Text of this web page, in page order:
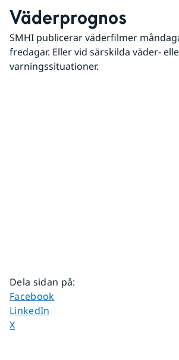
Väderprognos
SMHI publicerar väderfilmer
fredagar. Eller vid särskilda väder-
varningssituationer.
Dela sidan på:
Dela sidan på
Facebook
Dela sidan på
LinkedIn
Dela sidan på
X